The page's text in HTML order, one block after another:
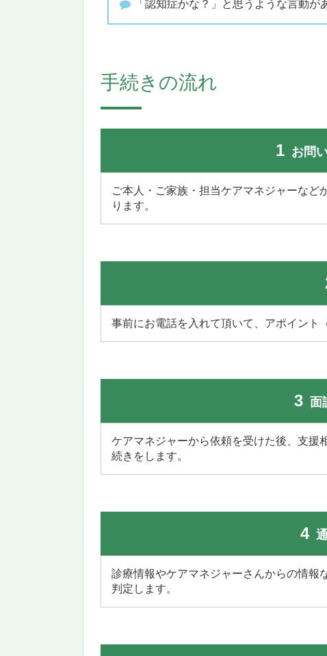
「認知症かな？」と思うような
手続きの流れ
1 お問
ご本人・ご家族・担当ケアマネジャーなど
ります。
事前にお電話を入れて頂いて、アポイント
3 面
ケアマネジャーから依頼を受けた後、支援
続きをします。
4
診療情報やケアマネジャーさんからの情報
判定します。